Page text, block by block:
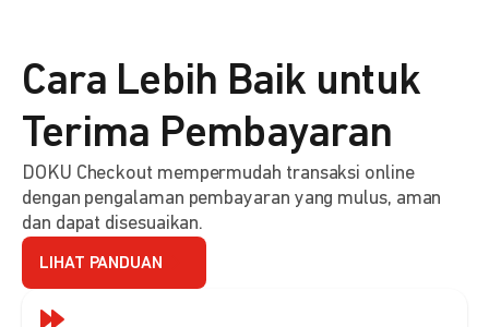
Cara Lebih Baik untuk
Terima Pembayaran
DOKU Checkout mempermudah transaksi online
dengan pengalaman pembayaran yang mulus, aman
dan dapat disesuaikan.
LIHAT PANDUAN